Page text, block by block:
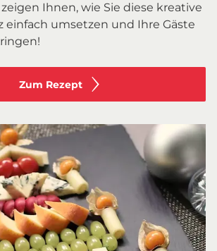
Ihnen, wie Sie diese kreative
einfach umsetzen und Ihre Gäste
Zum Rezept